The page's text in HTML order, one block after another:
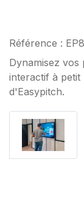
Référence :
Dynamisez
interactif à petit
d'Easypitch.